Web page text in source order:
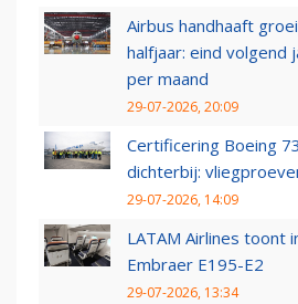
Airbus handhaaft
halfjaar: eind volgend
per maand
29-07-2026, 20:09
Certificering Boeing
dichterbij:
29-07-2026, 14:09
LATAM Airlines toont
Embraer E195-E2
29-07-2026, 13:34